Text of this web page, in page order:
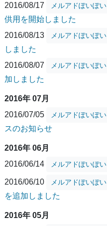
2016/08/17
メルアドぽいぽい
供用を開始しました
2016/08/13
メルアドぽいぽい
しました
2016/08/07
メルアドぽいぽい
加しました
2016年 07月
2016/07/05
メルアドぽいぽい
スのお知らせ
2016年 06月
2016/06/14
メルアドぽいぽい
2016/06/10 メルアドぽいぽい
を追加しました
2016年 05月